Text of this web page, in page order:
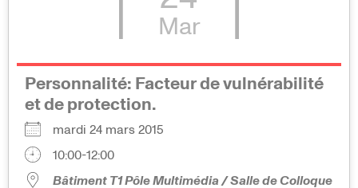
Mar
Personnalité: Facteur de vulnérabilité
et de protection.
mardi 24 mars 2015
10:00-12:00
Bâtiment T1 Pôle Multimédia / Salle de Colloque